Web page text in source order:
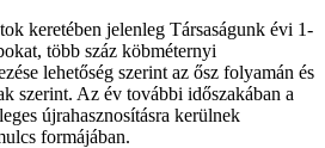
keretében jelenleg Társaságunk évi 1-
több száz köbméternyi
lehetőség szerint az ősz folyamán és
szerint. Az év további időszakában a
újrahasznosításra kerülnek
formájában.